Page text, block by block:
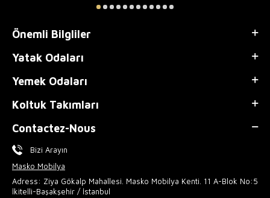
Önemli Bilgliler
Yatak Odaları
Yemek Odaları
Koltuk Takımları
Contactez-Nous
Bizi Arayın
Masko Mobilya
Adress: Ziya Gökalp Mahallesi. Masko Mobilya Kenti. 11 A-Blok No:5
İkitelli-Başakşehir / İstanbul